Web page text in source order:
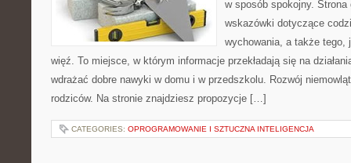
w sposób spokojny.
wskazówki dotyczące
wychowania, a także tego,
więź. To miejsce, w którym informacje przekładają się na
wdrażać dobre nawyki w domu i w przedszkolu. Rozwój
rodziców. Na stronie znajdziesz propozycje […]
CATEGORIES: OPROGRAMOWANIE I SZTUCZNA INTELIGENCJA